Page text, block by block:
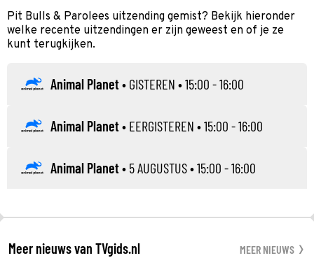
Pit Bulls & Parolees uitzending gemist? Bekijk hieronder
welke recente uitzendingen er zijn geweest en of je ze
kunt terugkijken.
Animal Planet• GISTEREN • 15:00 - 16:00
Animal Planet• EERGISTEREN • 15:00 - 16:00
Animal Planet• 5 AUGUSTUS• 15:00 - 16:00
Meer nieuws van TVgids.nl MEER NIEUWS